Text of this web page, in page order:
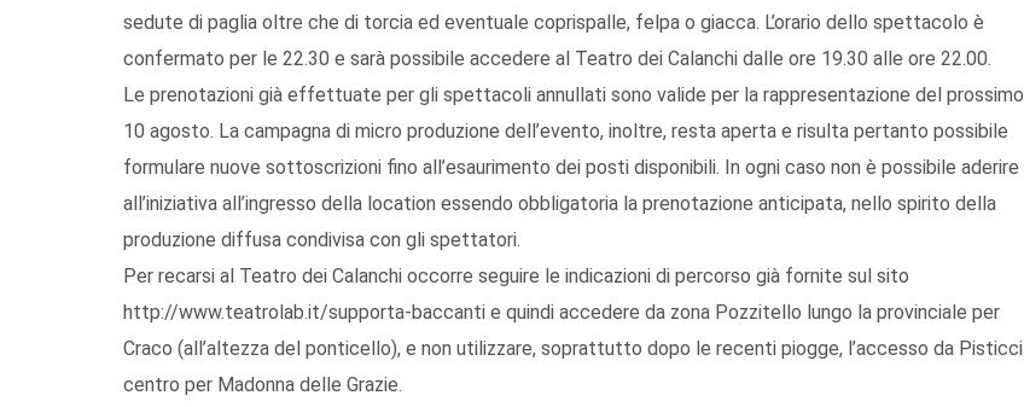
sedute di paglia oltre che di torcia ed eventuale coprispalle, felpa o giacca. L’orario dello spettacolo è
confermato per le 22.30 e sarà possibile accedere al Teatro dei Calanchi dalle ore 19.30 alle ore 22.00.
Le prenotazioni già effettuate per gli spettacoli annullati sono valide per la rappresentazione del prossimo
10 agosto. La campagna di micro produzione dell’evento, inoltre, resta aperta e risulta pertanto possibile
formulare nuove sottoscrizioni fino all’esaurimento dei posti disponibili. In ogni caso non è possibile aderire
all’iniziativa all’ingresso della location essendo obbligatoria la prenotazione anticipata, nello spirito della
produzione diffusa condivisa con gli spettatori.
Per recarsi al Teatro dei Calanchi occorre seguire le indicazioni di percorso già fornite sul sito
http://www.teatrolab.it/supporta-baccanti e quindi accedere da zona Pozzitello lungo la provinciale per
Craco (all’altezza del ponticello), e non utilizzare, soprattutto dopo le recenti piogge, l’accesso da Pisticci
centro per Madonna delle Grazie.